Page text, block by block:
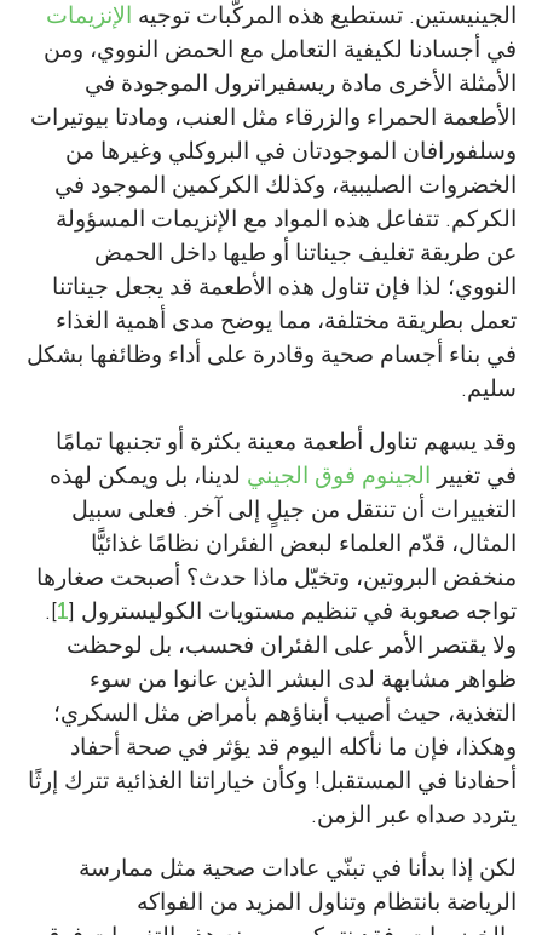
Fernanda I. Saldivar
González
الجينيستين. تستطيع هذه المركّبات توجيه الإنزيمات
في أجسادنا لكيفية التعامل مع الحمض النووي، ومن
الأمثلة الأخرى مادة ريسفيراترول الموجودة في
الأطعمة الحمراء والزرقاء مثل العنب، ومادتا بيوتيرات
وسلفورافان الموجودتان في البروكلي وغيرها من
الخضروات الصليبية، وكذلك الكركمين الموجود في
الكركم. تتفاعل هذه المواد مع الإنزيمات المسؤولة
عن طريقة تغليف جيناتنا أو طيها داخل الحمض
النووي؛ لذا فإن تناول هذه الأطعمة قد يجعل جيناتنا
تعمل بطريقة مختلفة، مما يوضح مدى أهمية الغذاء
في بناء أجسام صحية وقادرة على أداء وظائفها بشكل
سليم.
وقد يسهم تناول أطعمة معينة بكثرة أو تجنبها تمامًا
في تغيير الجينوم فوق الجيني لدينا، بل ويمكن لهذه
التغييرات أن تنتقل من جيلٍ إلى آخر. فعلى سبيل
المثال، قدّم العلماء لبعض الفئران نظامًا غذائيًّا
منخفض البروتين، وتخيّل ماذا حدث؟ أصبحت صغارها
تواجه صعوبة في تنظيم مستويات الكوليسترول [1
].
ولا يقتصر الأمر على الفئران فحسب، بل لوحظت
ظواهر مشابهة لدى البشر الذين عانوا من سوء
التغذية، حيث أصيب أبناؤهم بأمراض مثل السكري؛
وهكذا، فإن ما نأكله اليوم قد يؤثر في صحة أحفاد
أحفادنا في المستقبل! وكأن خياراتنا الغذائية تترك إرثًا
يتردد صداه عبر الزمن.
لكن إذا بدأنا في تبنّي عادات صحية مثل ممارسة
الرياضة بانتظام وتناول المزيد من الفواكه